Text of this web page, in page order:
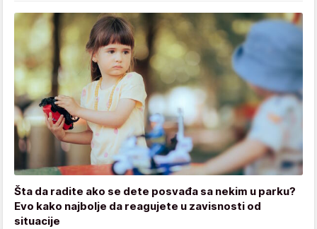
Šta da radite ako se dete posvađa sa nekim u parku?
Evo kako najbolje da reagujete u zavisnosti od
situacije